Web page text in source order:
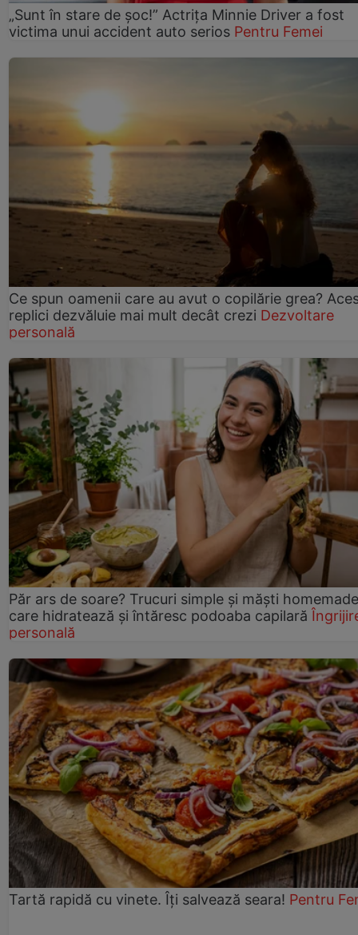
„Sunt în stare de șoc!” Actrița Minnie Driver a fost
victima unui accident auto serios Pentru Femei
Ce spun oamenii care au avut o copilărie grea?
replici dezvăluie mai mult decât crezi Dezvoltare
personală
Păr ars de soare? Trucuri simple și măști homemade
care hidratează și întăresc podoaba capilară
personală
Tartă rapidă cu vinete. Îți salvează seara! Pentru